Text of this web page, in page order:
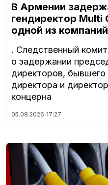
В Армении
гендиректор Multi
одной из
. Следственный
о задержании
директоров, бывшего
директора и
концерна
05.08.2026 17:27